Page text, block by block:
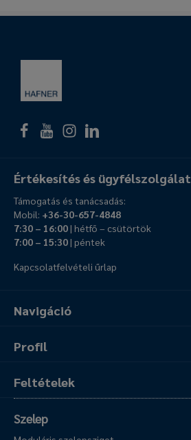
Navigáció
Profil
Feltételek
Értékesítés és ügyfélszolgálat
Támogatás és tanácsadás:
Mobil: +36-30-657-4848
7:30 – 16:00| hétfő – csütörtök
7:00 – 15:30| péntek
Kapcsolatfelvételi űrlap
Szelep